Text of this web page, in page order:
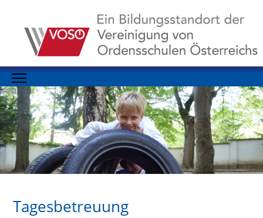
Tagesbetreuung